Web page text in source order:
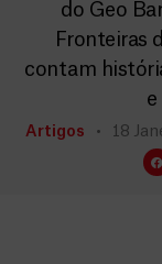
do Geo
Fronteiras
contam
Artigos 18